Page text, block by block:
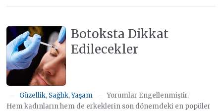
Botoksta Dikkat
Edilecekler
Güzellik, Sağlık,Yaşam
Yorumlar Engellenmiştir.
Hem kadınların hem de erkeklerin son dönemdeki en popüler